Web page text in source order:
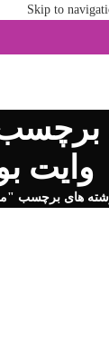
Skip to
وایت
های برچسب